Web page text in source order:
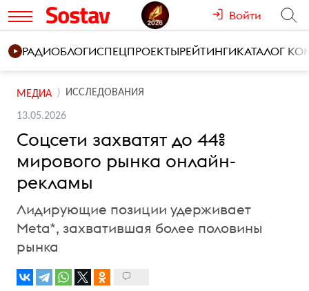
Войти
РАДИОБЛОГИСПЕЦПРОЕКТЫРЕЙТИНГИКАТАЛОГ
МЕДИА ИССЛЕДОВАНИЯ
13.05.2026
Соцсети захватят до 44%
мирового рынка онлайн-
рекламы
Лидирующие позиции удерживает
Meta*, захватившая более половины
рынка